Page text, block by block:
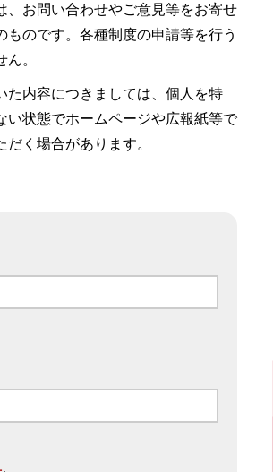
、お問い合わせやご意見等をお寄せ
ものです。各種制度の申請等を行う
。
た内容につきましては、個人を特
い状態でホームページや広報紙等で
だく場合があります。